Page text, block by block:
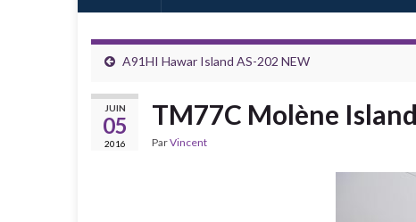
A91HI Hawar Island AS-202 NEW
JUIN
05
2016
TM77C Molène
ParVincent